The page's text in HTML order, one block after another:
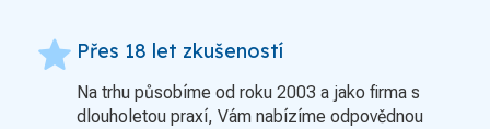
grade Přes 18 let zkušeností
Na trhu působíme od roku 2003 a jako firma s
dlouholetou praxí, Vám nabízíme odpovědnou